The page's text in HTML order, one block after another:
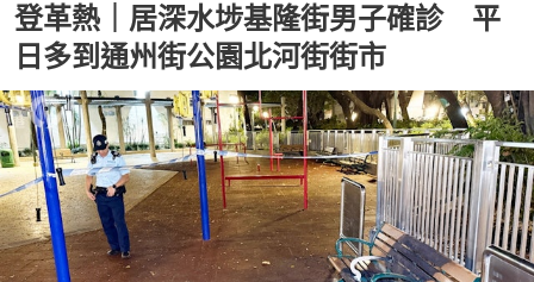
登革熱｜居深水埗基隆街男子確診 平
日多到通州街公園北河街街市